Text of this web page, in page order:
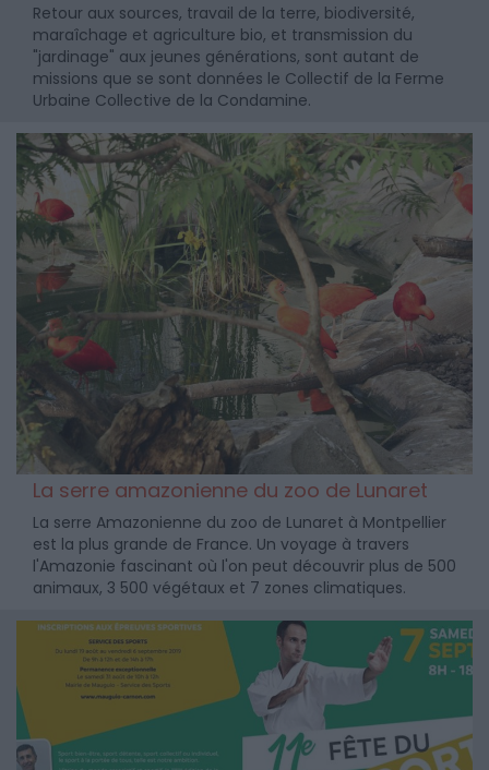
Retour aux sources, travail de la terre, biodiversité,
maraîchage et agriculture bio, et transmission du
"jardinage" aux jeunes générations, sont autant de
missions que se sont données le Collectif de la Ferme
Urbaine Collective de la Condamine.
La serre amazonienne du zoo de Lunaret
La serre Amazonienne du zoo de Lunaret à Montpellier
est la plus grande de France. Un voyage à travers
l'Amazonie fascinant où l'on peut découvrir plus de 500
animaux, 3 500 végétaux et 7 zones climatiques.